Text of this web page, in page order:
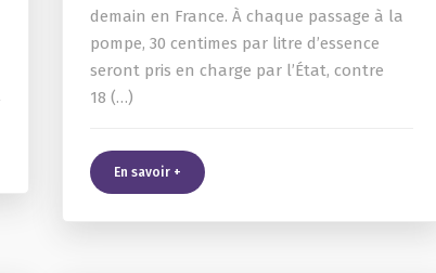
demain en France. À chaque passage à la
pompe, 30 centimes par litre d’essence
seront pris en charge par l’État, contre
18 (…)
En savoir +